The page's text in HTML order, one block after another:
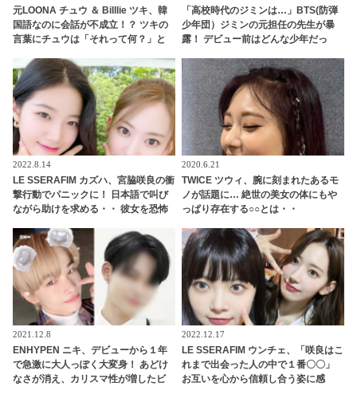
元LOONA チュウ ＆ Billlie ツキ、韓
国語なのに会話が不成立！？ ツキの
言葉にチュウは「それって何？」と
カルすぎるやりとりに「もっと共演
して」の声続々
「高校時代のジミンは…」BTS(防弾
少年団）ジミンの元担任の先生が暴
露！ デビュー前はどんな少年だっ
2022.8.14
LE SSERAFIM カズハ、宮脇咲良の衝
撃行動でパニックに！ 日本語で叫び
ながら助けを求める・・ 彼女を恐怖
プニングとは？
2020.6.21
TWICE ツウィ、腕に刻まれたあるモ
ノが話題に… 絶世の美女の体にもや
っぱり存在する○○とは・・
2021.12.8
ENHYPEN ニキ、デビューから１年
で急激に大人っぽく大変身！ あどけ
なさが消え、カリスマ性が増したビ
2022.12.17
LE SSERAFIM ウンチェ、「咲良はこ
れまで出会った人の中で１番〇〇」
お互いを心から信頼し合う姿に感